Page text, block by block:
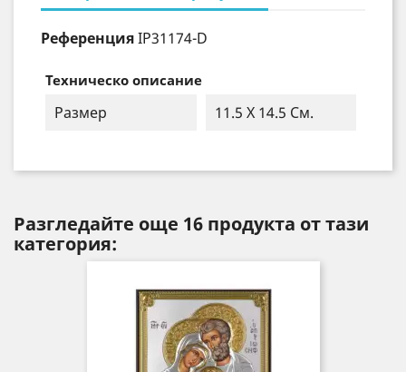
РеференцияIP31174-D
Техническо описание
Размер 11.5 X 14.5 См.
Разгледайте още 16 продукта от тази
категория: